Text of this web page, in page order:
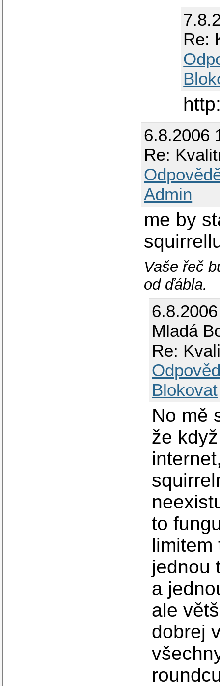
Re:
6.8.2006
Re:
Admin
me by
Vaše řeč
od ďábla.
Mladá
Re:
Blokovat
No mě
že
to
limitem
jednou
a
ale
dobrej